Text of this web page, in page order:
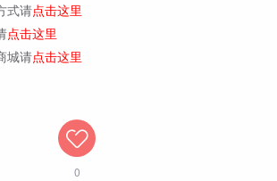
式请点击这里
点击这里
城请点击这里
0